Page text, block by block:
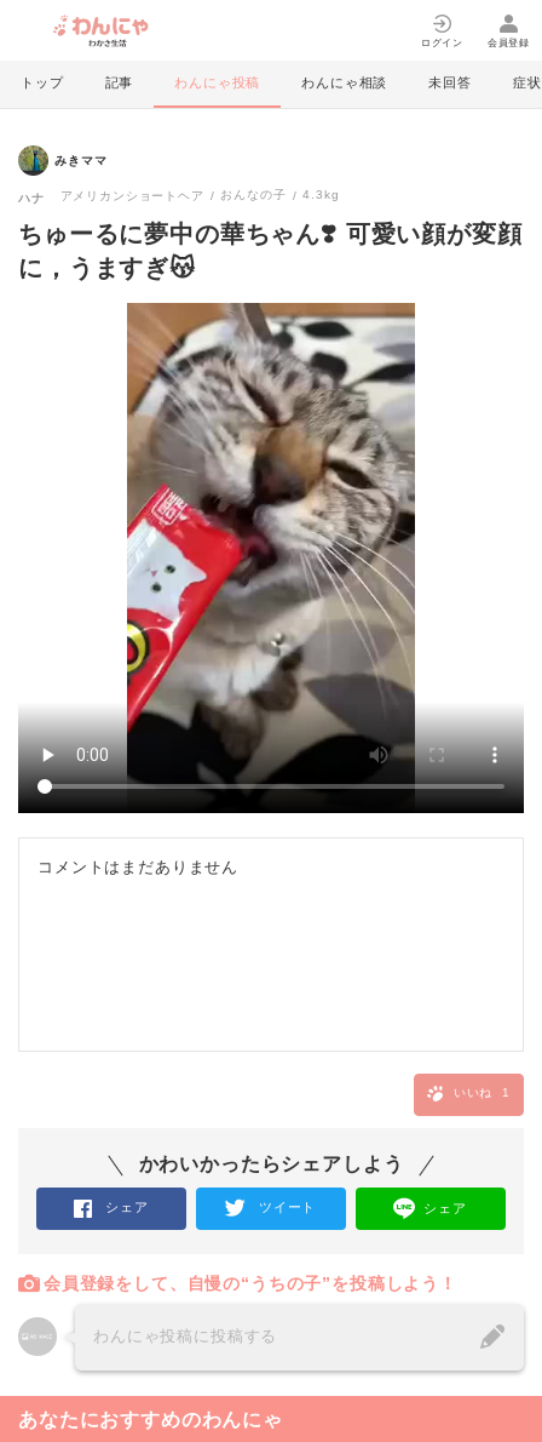
ログイン 会員登録
トップ 記事 わんにゃ投稿 わんにゃ相談 未回答 症状
みきママ
ハナ アメリカンショートヘア おんなの子 4.3kg
ちゅーるに夢中の華ちゃん❣️ 可愛い顔が変顔
に，うますぎ😽
コメントはまだありません
いいね 1
かわいかったらシェアしよう
シェア ツイート シェア
会員登録をして、自慢の“うちの子”を投稿しよう！
わんにゃ投稿に投稿する
あなたにおすすめのわんにゃ